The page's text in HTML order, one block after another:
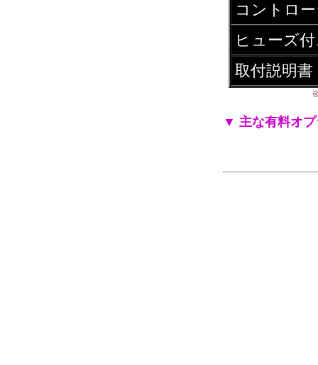
コントロ
ヒューズ
取付説明書
▼ 主な有料オプ